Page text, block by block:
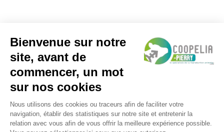
13 Rue Hippolyte Fontaine – 51000 CHALONS EN
Téléphone :03 10 14 85 60
Email:contact@coopelia.com